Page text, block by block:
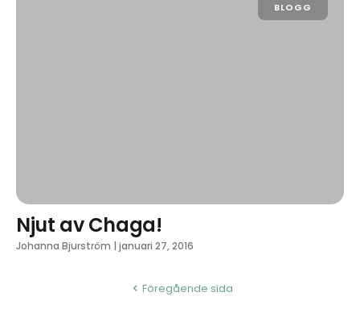
BLOGG
Njut av Chaga!
Johanna Bjurström | januari 27, 2016
Föregående sida